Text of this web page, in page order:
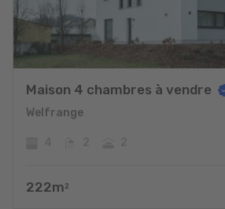
Maison 4 chambres à vendre
Welfrange
222m 2